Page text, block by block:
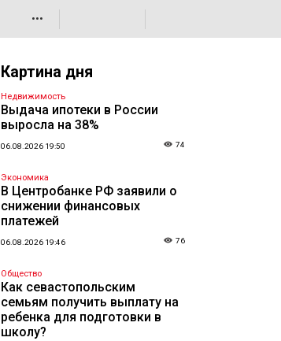
•••
Картина дня
Недвижимость
Выдача ипотеки в России
выросла на 38%
06.08.2026 19:50 74
Экономика
В Центробанке РФ заявили о
снижении финансовых
платежей
06.08.2026 19:46 76
Общество
Как севастопольским
семьям получить выплату на
ребенка для подготовки в
школу?